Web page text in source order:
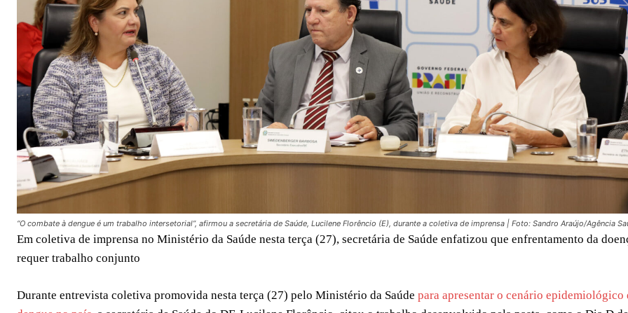
“O combate à dengue é um trabalho intersetorial”, afirmou a secretária de Saúde, Lucilene Florêncio (E), durante a coletiva de imprensa | Foto: Sandro Araújo/Agência
Em coletiva de imprensa no Ministério da Saúde nesta terça (27), secretária de Saúde enfatizou que enfrentamento da
requer trabalho conjunto
Durante entrevista coletiva promovida nesta terça (27) pelo Ministério da Saúde para apresentar o cenário epidemiológico